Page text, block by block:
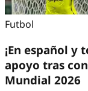
Futbol
¡En español y
apoyo tras
Mundial 2026